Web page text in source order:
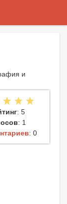
: 5
: 1
: 0